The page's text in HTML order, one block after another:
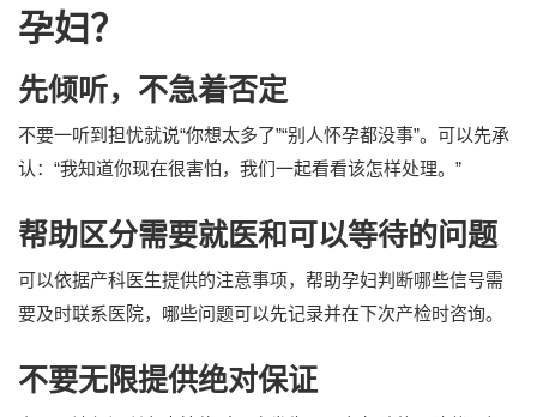
孕妇？
先倾听，不急着否定
不要一听到担忧就说“你想太多了”“别人怀孕都没事”。可以先承
认：“我知道你现在很害怕，我们一起看看该怎样处理。”
帮助区分需要就医和可以等待的问题
可以依据产科医生提供的注意事项，帮助孕妇判断哪些信号需
要及时联系医院，哪些问题可以先记录并在下次产检时咨询。
不要无限提供绝对保证